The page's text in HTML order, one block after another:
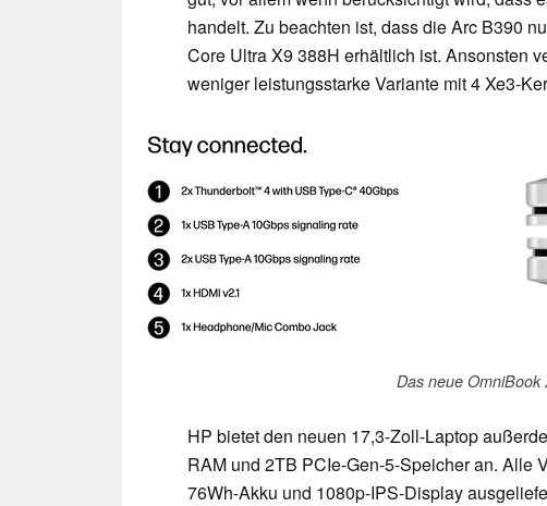
handelt. Zu beachten ist, dass die Arc B390
Core Ultra X9 388H erhältlich ist. Ansonsten
weniger leistungsstarke Variante mit 4 Xe3-
Das neue
HP bietet den neuen 17,3-Zoll-Laptop
RAM und 2TB PCIe-Gen-5-Speicher an. Alle
76Wh-Akku und 1080p-IPS-Display